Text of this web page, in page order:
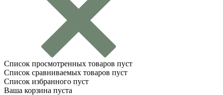
Список просмотренных товаров пуст
Список сравниваемых товаров пуст
Список избранного пуст
Ваша корзина пуста